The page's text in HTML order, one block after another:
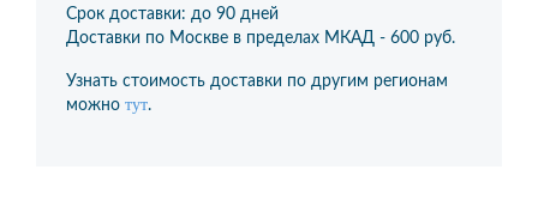
Срок доставки: до 90 дней
Доставки по Москве в пределах МКАД - 600 руб.
Узнать стоимость доставки по другим регионам
можно тут.